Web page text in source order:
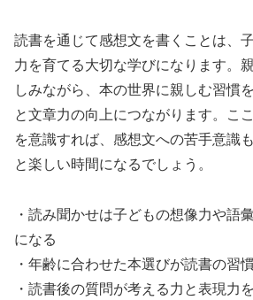
読書を通じて感想文を書くことは、
力を育てる大切な学びになります。
しみながら、本の世界に親しむ習慣
と文章力の向上につながります。こ
を意識すれば、感想文への苦手意識
と楽しい時間になるでしょう。
・読み聞かせは子どもの想像力や語
になる
・年齢に合わせた本選びが読書の習
・読書後の質問が考える力と表現力